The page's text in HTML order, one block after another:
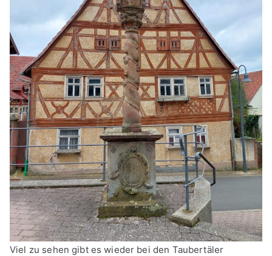
Viel zu sehen gibt es wieder bei den Taubertäler